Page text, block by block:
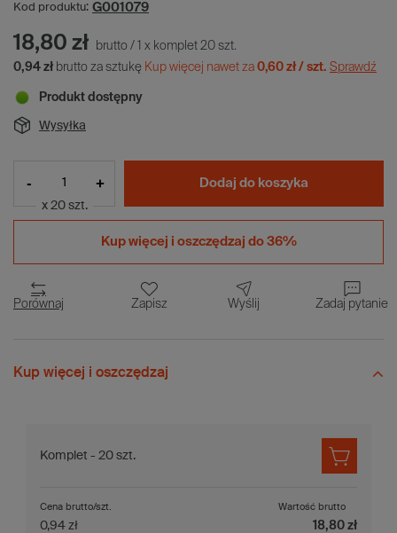
Kod produktu: G001079
18,80 zł brutto / 1 x komplet 20 szt.
0,94 zł brutto za sztukę Kup więcej nawet za 0,60 zł / szt. Sprawdź
Produkt dostępny
Wysyłka
- +
x 20 szt.
Dodaj do koszyka
Kup więcej i oszczędzaj do 36%
Porównaj Zapisz Wyślij Zadaj pytanie
Kup więcej i oszczędzaj
Komplet - 20 szt.
Cena brutto/szt.
0,94 zł
Wartość brutto
18,80 zł